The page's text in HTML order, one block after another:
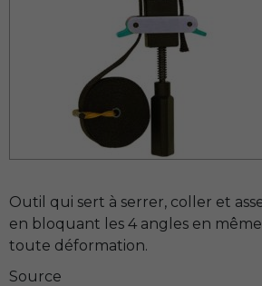
Outil qui sert à serrer, coller et
en bloquant les 4 angles en
toute déformation.
Source